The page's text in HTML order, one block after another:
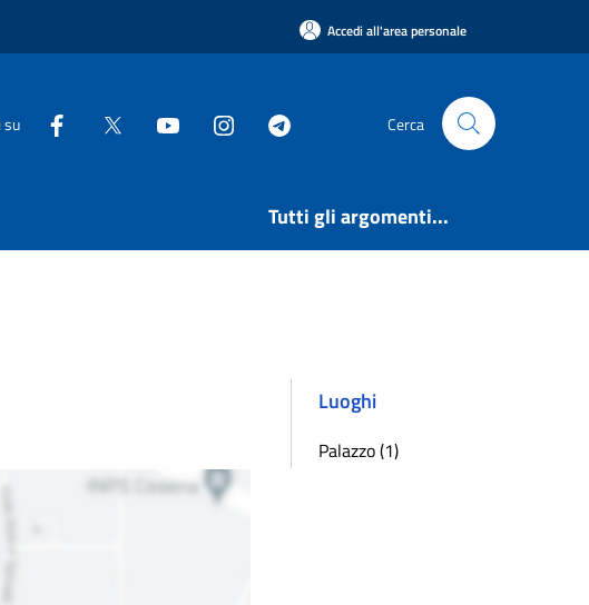
Accedi all'area personale
su Cerca
Tutti gli argomenti...
Luoghi
Palazzo (1)